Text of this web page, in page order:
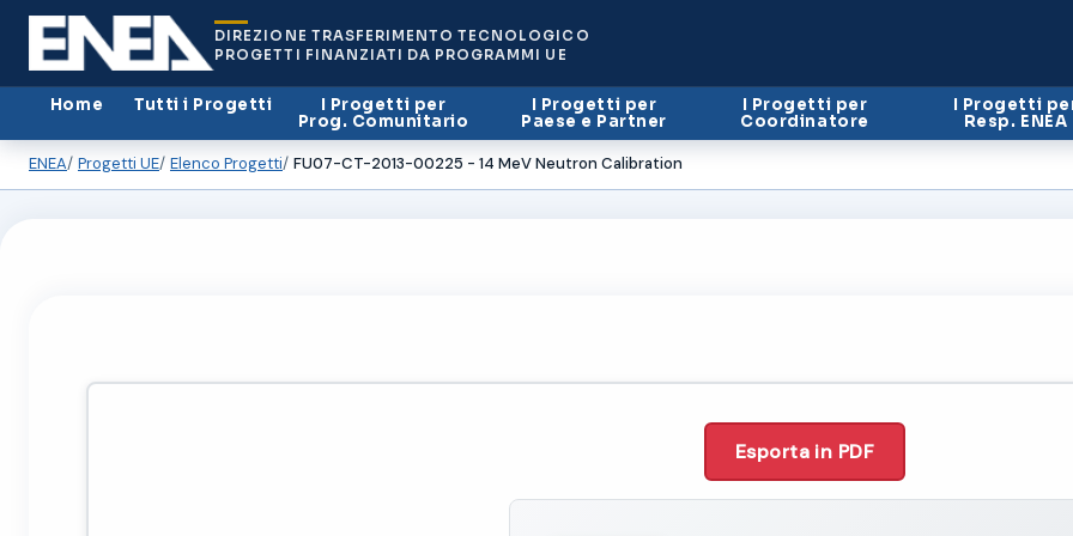
DIREZIONE TRASFERIMENTO TECNOLOGICO
PROGETTI FINANZIATI DA PROGRAMMI UE
Home Tutti i Progetti
I Progetti per
Prog. Comunitario
I Progetti per
Paese e Partner
I Progetti per
Coordinatore
I Progetti
Resp. ENEA
ENEA Progetti UE Elenco Progetti FU07-CT-2013-00225 - 14 MeV Neutron Calibration
Esporta in PDF